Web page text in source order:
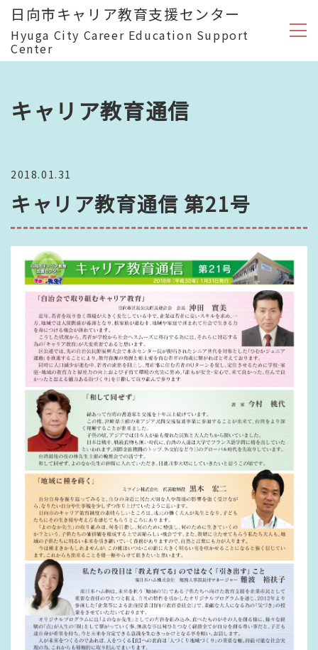
日向市キャリア教育支援センター
Hyuga City Career Education Support
Center
キャリア教育通信
2018.01.31
キャリア教育通信 第21号